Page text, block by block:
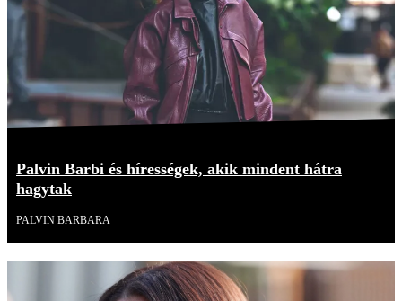
Palvin Barbi és hírességek, akik mindent hátra
hagytak
PALVIN BARBARA